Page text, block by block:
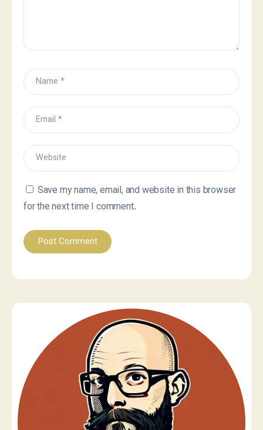
Save my name, email, and website in this browser
for the next time I comment.